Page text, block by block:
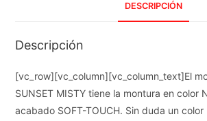
DESCRIPCIÓN
Descripción
[vc_row][vc_column][vc_column_text]El
SUNSET MISTY tiene la montura en color
acabado SOFT-TOUCH. Sin duda un color